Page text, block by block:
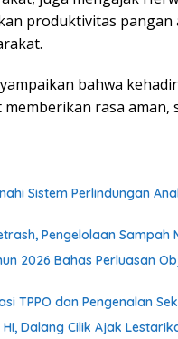
produktivitas pangan
bahwa
rasa aman,
Sistem Perlindungan
Pengelolaan Sampah
2026 Bahas Perluasan
TPPO dan Pengenalan
Dalang Cilik Ajak